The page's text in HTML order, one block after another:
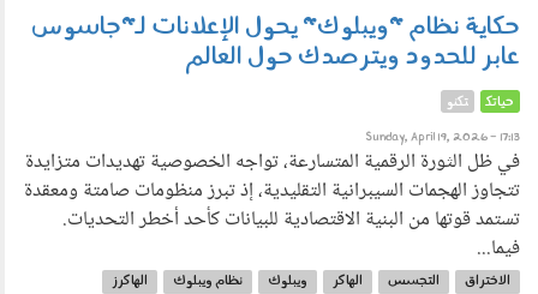
حكاية نظام "ويبلوك" يحول الإعلانات لـ"جاسوس
عابر للحدود ويترصدك حول العالم
حياتك تكنو
Sunday, April 19, 2026 - 17:13
في ظل الثورة الرقمية المتسارعة، تواجه الخصوصية تهديدات متزايدة
تتجاوز الهجمات السيبرانية التقليدية، إذ تبرز منظومات صامتة ومعقدة
تستمد قوتها من البنية الاقتصادية للبيانات كأحد أخطر التحديات.
فيما...
الاختراق التجسس الهاكر ويبلوك نظام ويبلوك
الهاكرز